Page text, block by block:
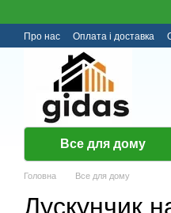
Про нас Оплата і доставка
Все для дому
Головна Все для дому
Лускунчик